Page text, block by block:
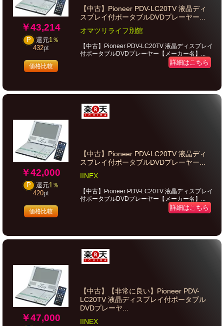
￥43,214
P 還元1％
432pt
価格比較
【中古】Pioneer PDV-LC20TV 液晶ディ
スプレイ付ポータブルDVDプレーヤー...
オマツリライフ別館
【中古】Pioneer PDV-LC20TV 液晶ディスプレイ
付ポータブルDVDプレーヤー【メーカー名】...
詳細はこちら
￥42,000
P 還元1％
420pt
価格比較
【中古】Pioneer PDV-LC20TV 液晶ディ
スプレイ付ポータブルDVDプレーヤー...
IINEX
【中古】Pioneer PDV-LC20TV 液晶ディスプレイ
付ポータブルDVDプレーヤー【メーカー名】...
詳細はこちら
￥47,000
【中古】【非常に良い】Pioneer PDV-
LC20TV 液晶ディスプレイ付ポータブル
DVDプレーヤ...
IINEX